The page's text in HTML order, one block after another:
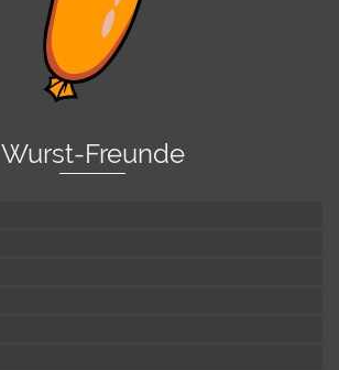
Wurst-Freunde